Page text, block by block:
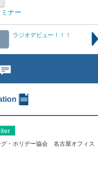
ナー
ラジオデビュー！！！
グ・ホリデー協会 名古屋オフィス